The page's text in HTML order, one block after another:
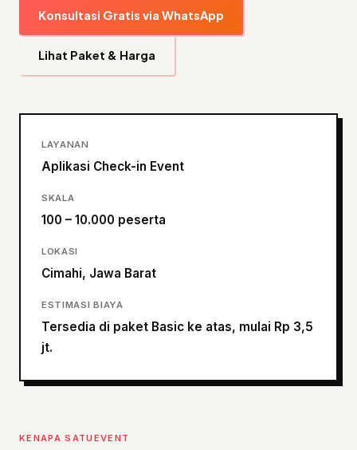
Konsultasi Gratis via WhatsApp
Lihat Paket & Harga
LAYANAN
Aplikasi Check-in Event
SKALA
100 – 10.000 peserta
LOKASI
Cimahi, Jawa Barat
ESTIMASI BIAYA
Tersedia di paket Basic ke atas, mulai Rp 3,5
jt.
KENAPA SATUEVENT